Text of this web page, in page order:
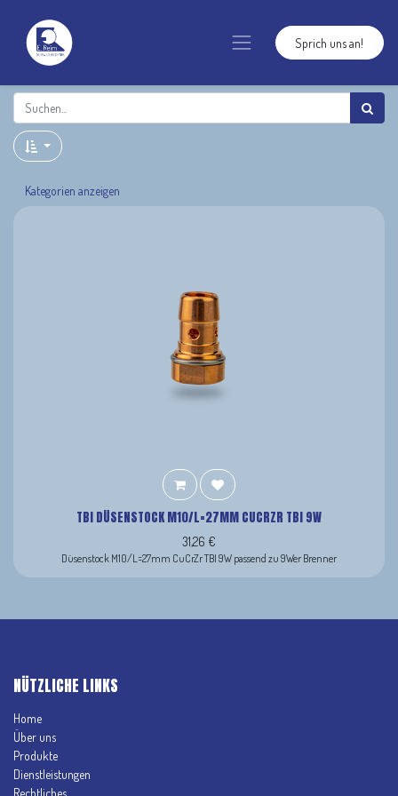
Sprich uns an!
Kategorien anzeigen
TBI DÜSENSTOCK M10/L=27MM CUCRZR TBI 9W
31,26 €
Düsenstock M10/L=27mm CuCrZr TBI 9W passend zu 9Wer Brenner
NÜTZLICHE LINKS
Home
Über uns
Produkte
Dienstleistungen
Rechtliches